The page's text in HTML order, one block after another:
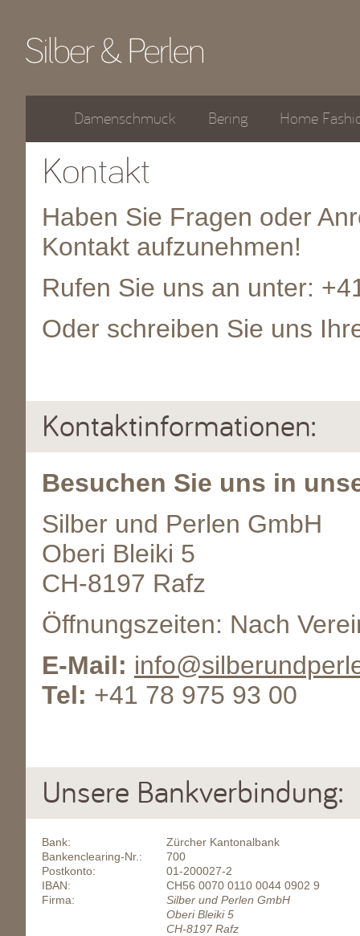
Damenschmuck Bering Home
Kontakt
Haben Sie Fragen oder
Kontakt aufzunehmen!
Rufen Sie uns an unter:
Oder schreiben Sie uns
Kontaktinformationen:
Besuchen Sie uns in
Silber und Perlen GmbH
Oberi Bleiki 5
CH-8197 Rafz
Öffnungszeiten: Nach
E-Mail:
Tel: +41 78 975 93 00
Unsere Bankverbindung:
Bank:
Zürcher Kantonalbank
Bankenclearing-Nr.:
700
Postkonto:
01-200027-2
IBAN:
CH56 0070 0110 0044 0902 9
Firma:
Silber und Perlen GmbH
Oberi Bleiki 5
CH-8197 Rafz